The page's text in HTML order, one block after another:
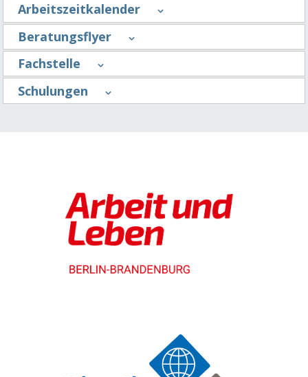
Arbeitszeitkalender
Beratungsflyer
Fachstelle
Schulungen